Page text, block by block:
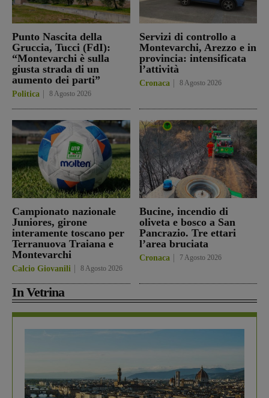
Punto Nascita della
Gruccia, Tucci (FdI):
“Montevarchi è sulla
giusta strada di un
aumento dei parti”
Politica 8 Agosto 2026
Servizi di controllo a
Montevarchi, Arezzo e in
provincia: intensificata
l’attività
Cronaca 8 Agosto 2026
Campionato nazionale
Juniores, girone
interamente toscano per
Terranuova Traiana e
Montevarchi
Calcio Giovanili 8 Agosto 2026
Bucine, incendio di
oliveta e bosco a San
Pancrazio. Tre ettari
l’area bruciata
Cronaca 7 Agosto 2026
In Vetrina